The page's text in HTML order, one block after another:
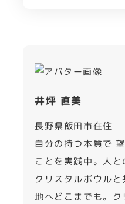
井坪 直美
長野県飯田市在住
自分の持つ本質で
ことを実践中。人と
クリスタルボウル
地へどこまでも。